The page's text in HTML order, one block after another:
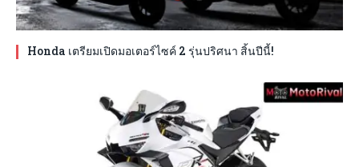
Honda เตรียมเปิดมอเตอร์ไซค์ 2 รุ่นปริศนา สิ้นปีนี้!